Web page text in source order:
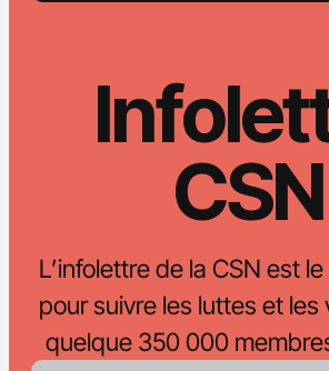
CSN
L’infolettre de la CSN est
pour suivre les luttes et les
quelque 350 000